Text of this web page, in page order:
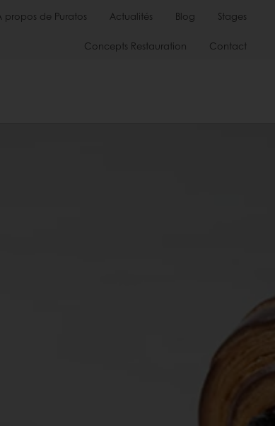
propos de Puratos Actualités Blog Stages
Concepts Restauration Contact